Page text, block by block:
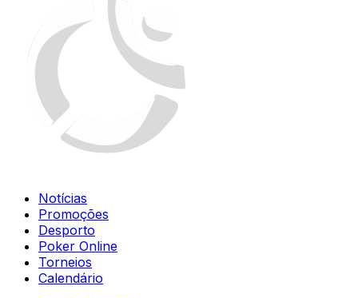
Notícias
Promoções
Desporto
Poker Online
Torneios
Calendário